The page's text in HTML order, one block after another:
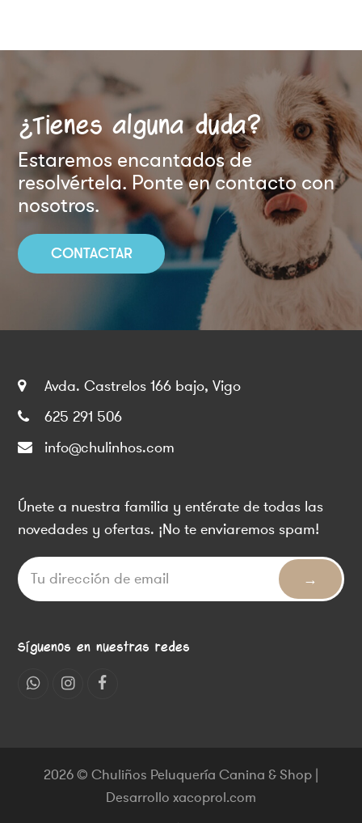
¿Tienes alguna duda?
Estaremos encantados de
resolvértela. Ponte en contacto con
nosotros.
CONTACTAR
Avda. Castrelos 166 bajo, Vigo
625 291 506
info@chulinhos.com
Únete a nuestra familia y entérate de todas las
novedades y ofertas. ¡No te enviaremos spam!
Síguenos en nuestras redes
Whatsapp
InstagramFacebook
2026 © Chuliños Peluquería Canina & Shop |
Desarrollo xacoprol.com